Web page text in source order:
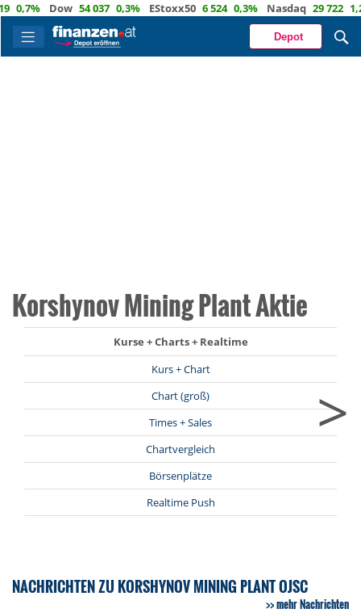
Dow 54 037 0,3% EStoxx50 6 524 0,3% Nasdaq 29 722 1,2%
Depot
Korshynov Mining Plant Aktie
Kurse + Charts + Realtime
Kurs + Chart
Chart (groß)
Times + Sales
Chartvergleich
Börsenplätze
Realtime Push
>
NACHRICHTEN ZU KORSHYNOV MINING PLANT OJSC
mehr Nachrichten